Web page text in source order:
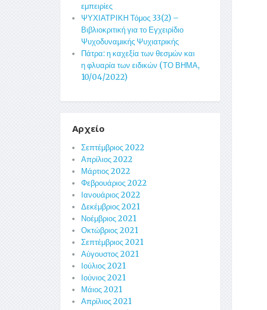
εμπειρίες
ΨΥΧΙΑΤΡΙΚΗ Τόμος 33(2) –
Βιβλιοκριτική για το Εγχειρίδιο
Ψυχοδυναμικής Ψυχιατρικής
Πάτρα: η καχεξία των θεσμών και
η φλυαρία των ειδικών (ΤΟ ΒΗΜΑ,
10/04/2022)
Αρχείο
Σεπτέμβριος 2022
Απρίλιος 2022
Μάρτιος 2022
Φεβρουάριος 2022
Ιανουάριος 2022
Δεκέμβριος 2021
Νοέμβριος 2021
Οκτώβριος 2021
Σεπτέμβριος 2021
Αύγουστος 2021
Ιούλιος 2021
Ιούνιος 2021
Μάιος 2021
Απρίλιος 2021